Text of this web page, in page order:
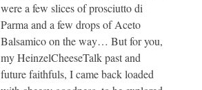
were a few slices of prosciutto di
Parma and a few drops of Aceto
Balsamico on the way… But for you,
my HeinzelCheeseTalk past and
future faithfuls, I came back loaded